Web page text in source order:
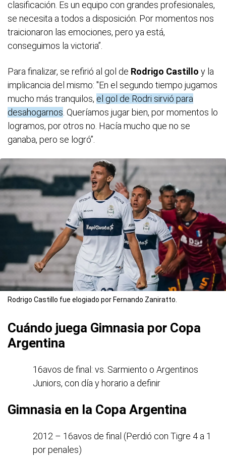
clasificación. Es un equipo con grandes profesionales,
se necesita a todos a disposición. Por momentos nos
traicionaron las emociones, pero ya está,
conseguimos la victoria”.
Para finalizar, se refirió al gol de Rodrigo Castillo y la
implicancia del mismo: "En el segundo tiempo jugamos
mucho más tranquilos, el gol de Rodri sirvió para
desahogarnos. Queríamos jugar bien, por momentos lo
logramos, por otros no. Hacía mucho que no se
ganaba, pero se logró”.
Rodrigo Castillo fue elogiado por Fernando Zaniratto.
Cuándo juega Gimnasia por Copa
Argentina
16avos de final: vs. Sarmiento o Argentinos
Juniors, con día y horario a definir
Gimnasia en la Copa Argentina
2012 – 16avos de final (Perdió con Tigre 4 a 1
por penales)